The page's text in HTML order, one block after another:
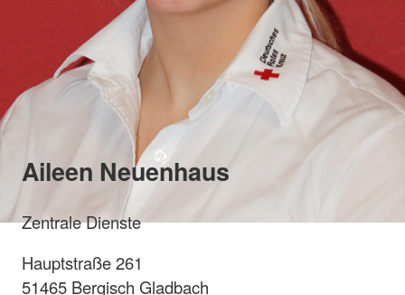
Aileen Neuenhaus
Zentrale Dienste
Hauptstraße 261
51465 Bergisch Gladbach